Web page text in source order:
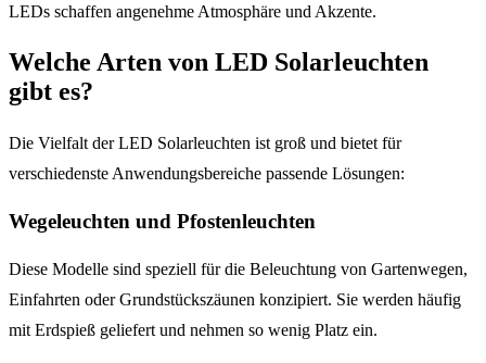
LEDs schaffen angenehme Atmosphäre und Akzente.
Welche Arten von LED Solarleuchten
gibt es?
Die Vielfalt der LED Solarleuchten ist groß und bietet für
verschiedenste Anwendungsbereiche passende Lösungen:
Wegeleuchten und Pfostenleuchten
Diese Modelle sind speziell für die Beleuchtung von Gartenwegen,
Einfahrten oder Grundstückszäunen konzipiert. Sie werden häufig
mit Erdspieß geliefert und nehmen so wenig Platz ein.